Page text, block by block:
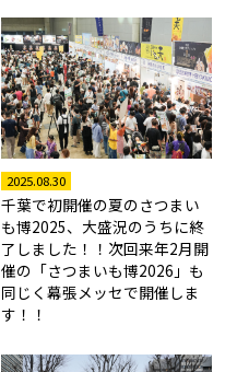
2025.08.30
千葉で初開催の夏のさつまい
も博2025、大盛況のうちに終
了しました！！次回来年2月開
催の「さつまいも博2026」も
同じく幕張メッセで開催しま
す！！